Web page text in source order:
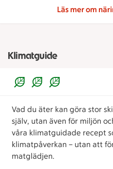
Läs mer om
Klimatguide
Vad du äter kan göra stor
själv, utan även för miljön
våra klimatguidade recept
klimatpåverkan – utan att
matglädjen.